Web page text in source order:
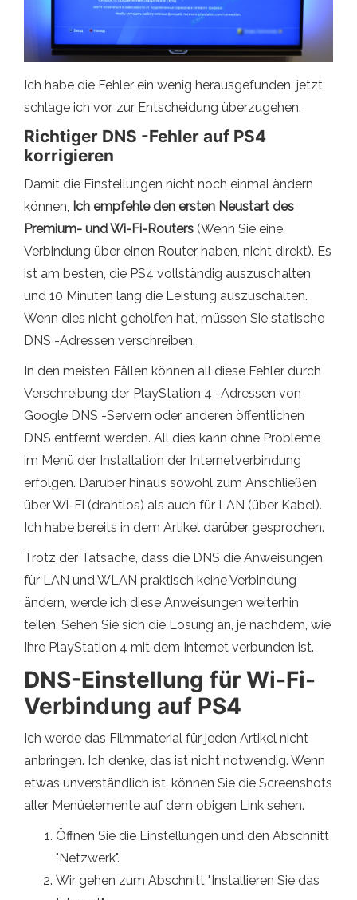
Ich habe die Fehler ein wenig herausgefunden, jetzt
schlage ich vor, zur Entscheidung überzugehen.
Richtiger DNS -Fehler auf PS4
korrigieren
Damit die Einstellungen nicht noch einmal ändern
können, Ich empfehle den ersten Neustart des
Premium- und Wi-Fi-Routers (Wenn Sie eine
Verbindung über einen Router haben, nicht direkt). Es
ist am besten, die PS4 vollständig auszuschalten
und 10 Minuten lang die Leistung auszuschalten.
Wenn dies nicht geholfen hat, müssen Sie statische
DNS -Adressen verschreiben.
In den meisten Fällen können all diese Fehler durch
Verschreibung der PlayStation 4 -Adressen von
Google DNS -Servern oder anderen öffentlichen
DNS entfernt werden. All dies kann ohne Probleme
im Menü der Installation der Internetverbindung
erfolgen. Darüber hinaus sowohl zum Anschließen
über Wi-Fi (drahtlos) als auch für LAN (über Kabel).
Ich habe bereits in dem Artikel darüber gesprochen.
Trotz der Tatsache, dass die DNS die Anweisungen
für LAN und WLAN praktisch keine Verbindung
ändern, werde ich diese Anweisungen weiterhin
teilen. Sehen Sie sich die Lösung an, je nachdem, wie
Ihre PlayStation 4 mit dem Internet verbunden ist.
DNS-Einstellung für Wi-Fi-
Verbindung auf PS4
Ich werde das Filmmaterial für jeden Artikel nicht
anbringen. Ich denke, das ist nicht notwendig. Wenn
etwas unverständlich ist, können Sie die Screenshots
aller Menüelemente auf dem obigen Link sehen.
Öffnen Sie die Einstellungen und den Abschnitt
"Netzwerk".
Wir gehen zum Abschnitt "Installieren Sie das